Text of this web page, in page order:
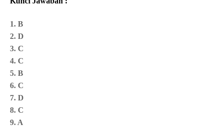
1. B
2. D
3. C
4. C
5. B
6. C
7. D
8. C
9. A